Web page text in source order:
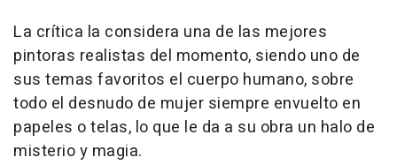
La crítica la considera una de las mejores
pintoras realistas del momento, siendo uno de
sus temas favoritos el cuerpo humano, sobre
todo el desnudo de mujer siempre envuelto en
papeles o telas, lo que le da a su obra un halo de
misterio y magia.